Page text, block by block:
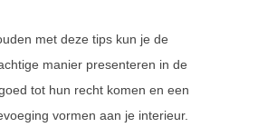
met deze tips kun je de
manier presenteren in de
tot hun recht komen en een
vormen aan je interieur.